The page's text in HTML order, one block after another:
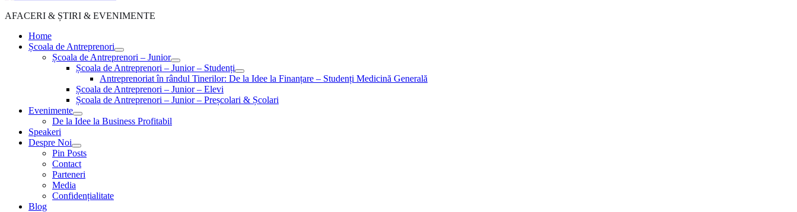
AFACERI & ȘTIRI & EVENIMENTE
Home
Școala de Antreprenori
Școala de Antreprenori – Junior
Școala de Antreprenori – Junior – Studenți
Antreprenoriat în rândul Tinerilor: De la Idee la Finanțare – Studenți Medicină Generală
Școala de Antreprenori – Junior – Elevi
Școala de Antreprenori – Junior – Preșcolari & Școlari
Evenimente
De la Idee la Business Profitabil
Speakeri
Despre Noi
Pin Posts
Contact
Parteneri
Media
Confidențialitate
Blog